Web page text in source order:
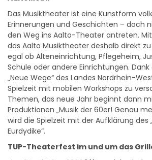
Erinnerungen und Geschichten – doch
den Weg ins Aalto-Theater antreten. Mit
das Aalto Musiktheater deshalb direkt
egal ob Alteneinrichtung, Pflegeheim,
Schule oder andere Einrichtungen.
„Neue Wege“ des Landes Nordrhein-
Spielzeit mit mobilen Workshops zu
Themen, das neue Jahr beginnt dann
Produktionen „Musik der 60er! Genau
wird die Spielzeit mit der Aufklärung des
Eurdydike“.